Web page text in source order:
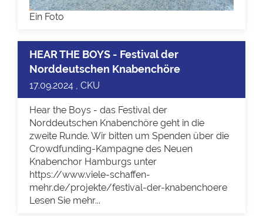
Ein Foto
HEAR THE BOYS - Festival der
Norddeutschen Knabenchöre
17.09.2024 , CKU
Hear the Boys - das Festival der
Norddeutschen Knabenchöre geht in die
zweite Runde. Wir bitten um Spenden über die
Crowdfunding-Kampagne des Neuen
Knabenchor Hamburgs unter
https://www.viele-schaffen-
mehr.de/projekte/festival-der-knabenchoere
Lesen Sie mehr...